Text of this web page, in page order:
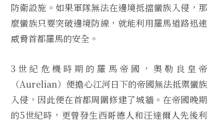
防衛設施。如果軍隊無法在邊境抵擋蠻族入侵，那
麼蠻族只要突破邊境防線，就能利用羅馬道路迅速
威脅首都羅馬的安全。
3世紀危機時期的羅馬帝國，奧勒良皇帝
（Aurelian）便擔心江河日下的帝國無法抵禦蠻族
入侵，因此便在首都周圍修建了城牆。在帝國晚期
的5世紀時，更曾發生西哥德人和汪達爾人先後利